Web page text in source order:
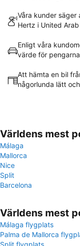
Våra kunder
Hertz i United
Enligt våra
värde för pengarna
Att hämta en bil
någorlunda lätt
Världens mest
Málaga
Mallorca
Nice
Split
Barcelona
Världens mest
Málaga flygplats
Palma de Mallorca
Split flygplats